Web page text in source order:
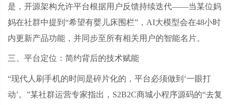
是，开源架构允许平台根据用户反馈持续迭代——当某位妈
妈在社群中提到“希望有婴儿床围栏”，AI大模型会在48小时
内更新产品功能，并同步至所有相关用户的智能名片。
三、平台定位：简约背后的技术赋能
“现代人刷手机的时间是碎片化的，平台必须做到‘一眼打
动’。”某社群运营专家指出，S2B2C商城小程序源码的“去复